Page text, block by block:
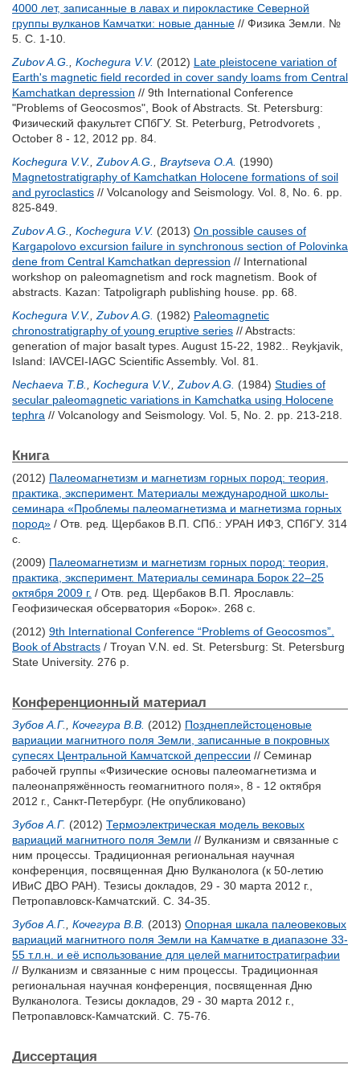
4000 лет, записанные в лавах и пирокластике Северной
группы вулканов Камчатки: новые данные // Физика Земли. №
5. С. 1-10.
Zubov A.G.
Kochegura V.V. (2012) Late pleistocene variation of
Earth's magnetic field recorded in cover sandy loams from Central
Kamchatkan depression // 9th International Conference
"Problems of Geocosmos", Book of Abstracts. St. Petersburg:
Физический факультет СПбГУ. St. Peterburg, Petrodvorets ,
October 8 - 12, 2012 pp. 84.
Kochegura V.V. Zubov A.G. Braytseva O.A. (1990)
Magnetostratigraphy of Kamchatkan Holocene formations of soil
and pyroclastics // Volcanology and Seismology. Vol. 8, No. 6. pp.
825-849.
Zubov A.G.
Kochegura V.V. (2013) On possible causes of
Kargapolovo excursion failure in synchronous section of Polovinka
dene from Central Kamchatkan depression // International
workshop on paleomagnetism and rock magnetism. Book of
abstracts. Kazan: Tatpoligraph publishing house. pp. 68.
Kochegura V.V. Zubov A.G. (1982) Paleomagnetic
chronostratigraphy of young eruptive series // Abstracts:
generation of major basalt types. August 15-22, 1982.. Reykjavik,
Island: IAVCEI-IAGC Scientific Assembly. Vol. 81.
Nechaeva T.B.
Kochegura V.V. Zubov A.G. (1984) Studies of
secular paleomagnetic variations in Kamchatka using Holocene
tephra // Volcanology and Seismology. Vol. 5, No. 2. pp. 213-218.
Книга
(2012) Палеомагнетизм и магнетизм горных пород: теория,
практика, эксперимент. Материалы международной школы-
семинара «Проблемы палеомагнетизма и магнетизма горных
пород» / Отв. ред. Щербаков В.П. СПб.: УРАН ИФЗ, СПбГУ. 314
с.
(2009) Палеомагнетизм и магнетизм горных пород: теория,
практика, эксперимент. Материалы семинара Борок 22–25
октября 2009 г. / Отв. ред. Щербаков В.П.
Ярославль:
Геофизическая обсерватория «Борок». 268 с.
(2012) 9th International Conference “Problems of Geocosmos”.
Book of Abstracts / Troyan V.N. ed. St. Petersburg: St. Petersburg
State University. 276 p.
Конференционный материал
Зубов А.Г. Кочегура В.В. (2012) Позднеплейстоценовые
вариации магнитного поля Земли, записанные в покровных
супесях Центральной Камчатской депрессии // Семинар
рабочей группы «Физические основы палеомагнетизма и
палеонапряжённость геомагнитного поля», 8 - 12 октября
2012 г., Санкт-Петербург. (Не опубликовано)
Зубов А.Г. (2012) Термоэлектрическая модель вековых
вариаций магнитного поля Земли // Вулканизм и связанные с
ним процессы. Традиционная региональная научная
конференция, посвященная Дню Вулканолога (к 50-летию
ИВиС ДВО РАН). Тезиcы докладов, 29 - 30 марта 2012 г.,
Петропавловск-Камчатский. С. 34-35.
Зубов А.Г.
Кочегура В.В. (2013) Опорная шкала палеовековых
вариаций магнитного поля Земли на Камчатке в диапазоне 33-
55 т.л.н. и её использование для целей магнитостратиграфии
// Вулканизм и связанные с ним процессы. Традиционная
региональная научная конференция, посвященная Дню
Вулканолога. Тезиcы докладов, 29 - 30 марта 2012 г.,
Петропавловск-Камчатский. С. 75-76.
Диссертация